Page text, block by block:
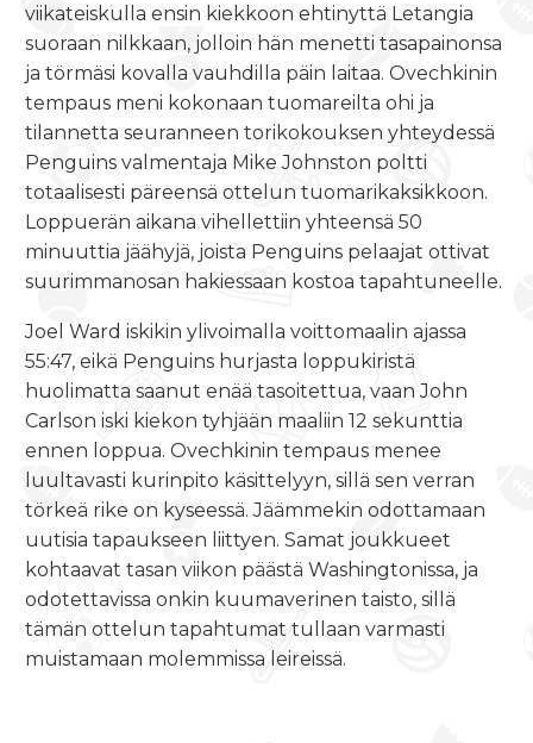
viikateiskulla ensin kiekkoon ehtinyttä Letangia
suoraan nilkkaan, jolloin hän menetti tasapainonsa
ja törmäsi kovalla vauhdilla päin laitaa. Ovechkinin
tempaus meni kokonaan tuomareilta ohi ja
tilannetta seuranneen torikokouksen yhteydessä
Penguins valmentaja Mike Johnston poltti
totaalisesti päreensä ottelun tuomarikaksikkoon.
Loppuerän aikana vihellettiin yhteensä 50
minuuttia jäähyjä, joista Penguins pelaajat ottivat
suurimmanosan hakiessaan kostoa tapahtuneelle.
Joel Ward iskikin ylivoimalla voittomaalin ajassa
55:47, eikä Penguins hurjasta loppukiristä
huolimatta saanut enää tasoitettua, vaan John
Carlson iski kiekon tyhjään maaliin 12 sekunttia
ennen loppua. Ovechkinin tempaus menee
luultavasti kurinpito käsittelyyn, sillä sen verran
törkeä rike on kyseessä. Jäämmekin odottamaan
uutisia tapaukseen liittyen. Samat joukkueet
kohtaavat tasan viikon päästä Washingtonissa, ja
odotettavissa onkin kuumaverinen taisto, sillä
tämän ottelun tapahtumat tullaan varmasti
muistamaan molemmissa leireissä.